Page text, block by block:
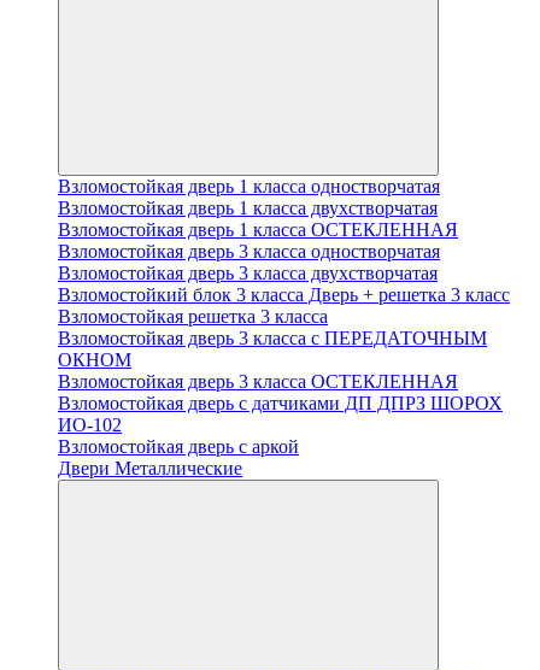
Взломостойкая дверь 1 класса одностворчатая
Взломостойкая дверь 1 класса двухстворчатая
Взломостойкая дверь 1 класса ОСТЕКЛЕННАЯ
Взломостойкая дверь 3 класса одностворчатая
Взломостойкая дверь 3 класса двухстворчатая
Взломостойкий блок 3 класса Дверь + решетка 3 класс
Взломостойкая решетка 3 класса
Взломостойкая дверь 3 класса с ПЕРЕДАТОЧНЫМ
ОКНОМ
Взломостойкая дверь 3 класса ОСТЕКЛЕННАЯ
Взломостойкая дверь с датчиками ДП ДПРЗ ШОРОХ
ИО-102
Взломостойкая дверь с аркой
Двери Металлические